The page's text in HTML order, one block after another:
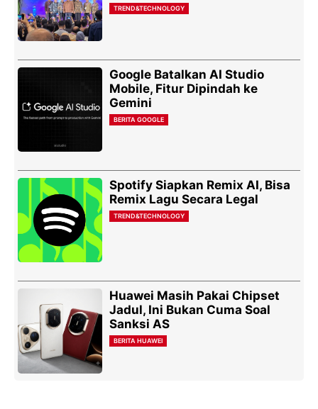
TREND&TECHNOLOGY
Google Batalkan AI Studio
Mobile, Fitur Dipindah ke
Gemini
BERITA GOOGLE
Spotify Siapkan Remix AI, Bisa
Remix Lagu Secara Legal
TREND&TECHNOLOGY
Huawei Masih Pakai Chipset
Jadul, Ini Bukan Cuma Soal
Sanksi AS
BERITA HUAWEI